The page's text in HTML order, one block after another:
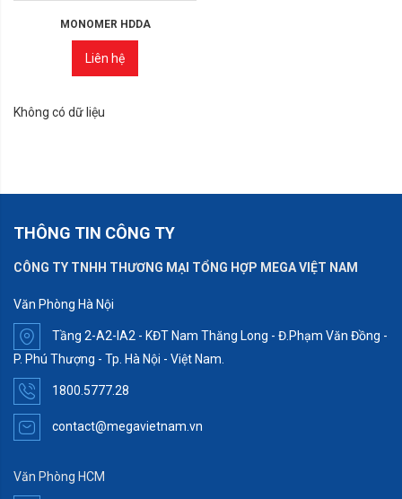
MONOMER HDDA
Liên hệ
Không có dữ liệu
THÔNG TIN CÔNG TY
CÔNG TY TNHH THƯƠNG MẠI TỔNG HỢP MEGA VIỆT NAM
Văn Phòng Hà Nội
Tầng 2-A2-IA2 - KĐT Nam Thăng Long - Đ.Phạm Văn Đồng -
P. Phú Thượng - Tp. Hà Nội - Việt Nam.
1800.5777.28
contact@megavietnam.vn
Văn Phòng HCM